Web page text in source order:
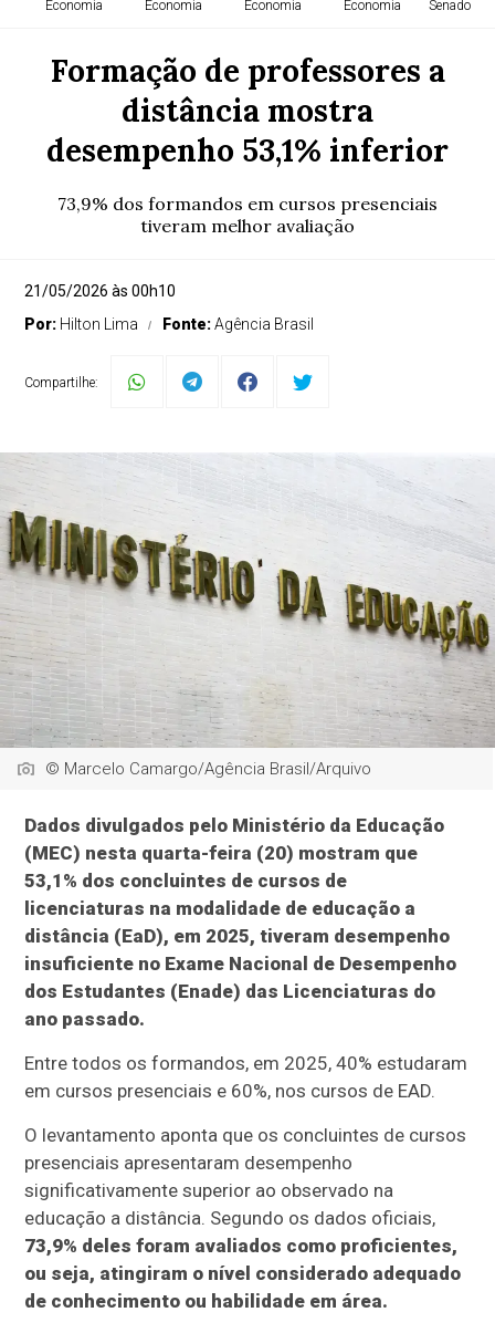
Economia Economia Economia Economia Senado
Formação de professores a
distância mostra
desempenho 53,1% inferior
73,9% dos formandos em cursos presenciais
tiveram melhor avaliação
21/05/2026 às 00h10
Por: Hilton Lima Fonte:Agência Brasil
Compartilhe:
© Marcelo Camargo/Agência Brasil/Arquivo
Dados divulgados pelo Ministério da Educação
(MEC) nesta quarta-feira (20) mostram que
53,1% dos concluintes de cursos de
licenciaturas na modalidade de educação a
distância (EaD), em 2025, tiveram desempenho
insuficiente no Exame Nacional de Desempenho
dos Estudantes (Enade) das Licenciaturas do
ano passado.
Entre todos os formandos, em 2025, 40% estudaram
em cursos presenciais e 60%, nos cursos de EAD.
O levantamento aponta que os concluintes de cursos
presenciais apresentaram desempenho
significativamente superior ao observado na
educação a distância. Segundo os dados oficiais,
73,9% deles foram avaliados como proficientes,
ou seja, atingiram o nível considerado adequado
de conhecimento ou habilidade em área.